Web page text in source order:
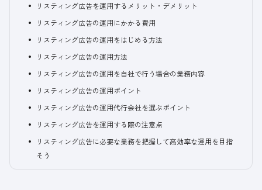
リスティング広告を運用するメリット・デメリット
リスティング広告の運用にかかる費用
リスティング広告の運用をはじめる方法
リスティング広告の運用方法
リスティング広告の運用を自社で行う場合の業務内容
リスティング広告の運用ポイント
リスティング広告の運用代行会社を選ぶポイント
リスティング広告を運用する際の注意点
リスティング広告に必要な業務を把握して高効率な運用を目指
そう